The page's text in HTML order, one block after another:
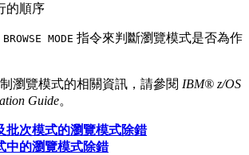
的順序
MODE 指令來判斷瀏覽模式是否為作
瀏覽模式的相關資訊，請參閱 IBM® z/OS
Guide。
批次模式的瀏覽模式除錯
中的瀏覽模式除錯